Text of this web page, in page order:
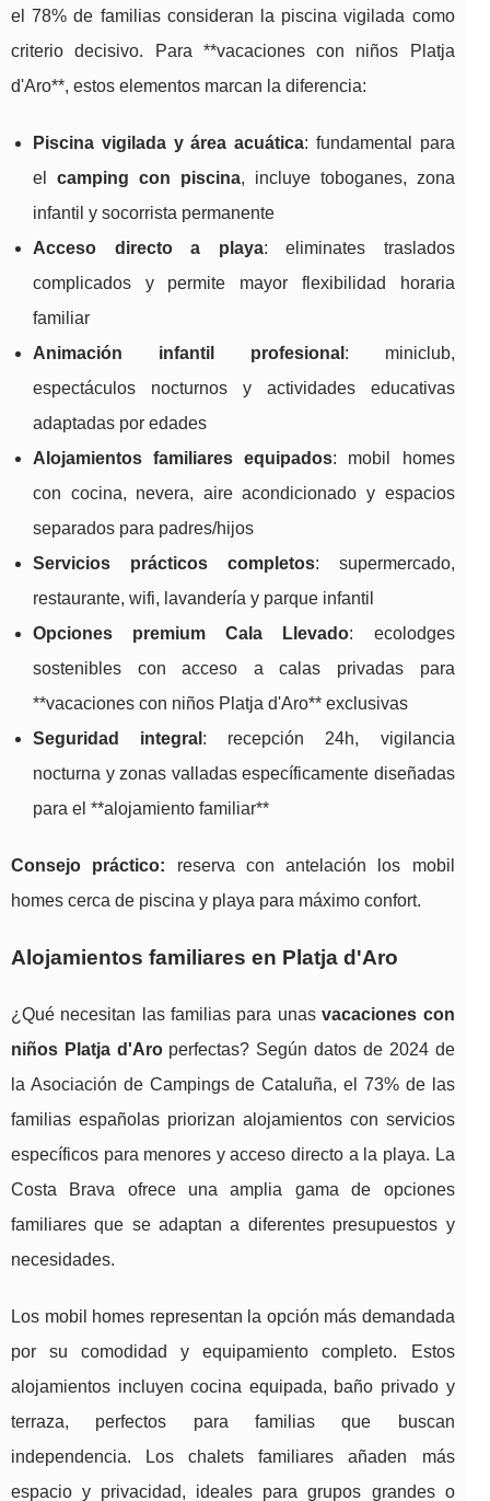
el 78% de familias consideran la piscina vigilada como
criterio decisivo. Para **vacaciones con niños Platja
d'Aro**, estos elementos marcan la diferencia:
Piscina vigilada y área acuática: fundamental para
el camping con piscina, incluye toboganes, zona
infantil y socorrista permanente
Acceso directo a playa: eliminates traslados
complicados y permite mayor flexibilidad horaria
familiar
Animación infantil profesional : miniclub,
espectáculos nocturnos y actividades educativas
adaptadas por edades
Alojamientos familiares equipados: mobil homes
con cocina, nevera, aire acondicionado y espacios
separados para padres/hijos
Servicios prácticos completos: supermercado,
restaurante, wifi, lavandería y parque infantil
Opciones premium Cala Llevado: ecolodges
sostenibles con acceso a calas privadas para
**vacaciones con niños Platja d'Aro** exclusivas
Seguridad integral : recepción 24h, vigilancia
nocturna y zonas valladas específicamente diseñadas
para el **alojamiento familiar**
Consejo práctico: reserva con antelación los mobil
homes cerca de piscina y playa para máximo confort.
Alojamientos familiares en Platja d'Aro
¿Qué necesitan las familias para unasvacaciones con
niños Platja d'Aroperfectas? Según datos de 2024 de
la Asociación de Campings de Cataluña, el 73% de las
familias españolas priorizan alojamientos con servicios
específicos para menores y acceso directo a la playa. La
Costa Brava ofrece una amplia gama de opciones
familiares que se adaptan a diferentes presupuestos y
necesidades.
Los mobil homes representan la opción más demandada
por su comodidad y equipamiento completo. Estos
alojamientos incluyen cocina equipada, baño privado y
terraza, perfectos para familias que buscan
independencia. Los chalets familiares añaden más
espacio y privacidad, ideales para grupos grandes o